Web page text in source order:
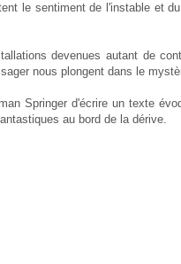
le sentiment de l'instable et
devenues autant de
nous plongent dans le
Springer d'écrire un texte
au bord de la dérive.